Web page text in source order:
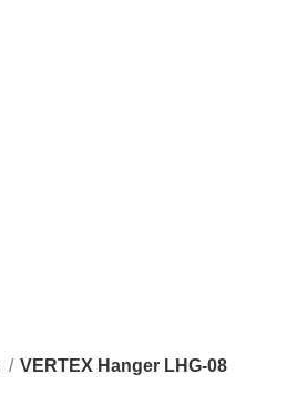
VERTEX Hanger LHG-08